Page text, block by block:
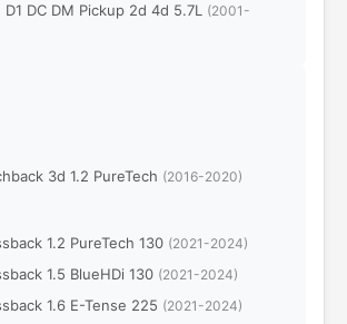
D1 DC DM Pickup 2d 4d 5.7L (2001-
3d 1.2 PureTech (2016-2020)
1.2 PureTech 130 (2021-2024)
1.5 BlueHDi 130 (2021-2024)
1.6 E-Tense 225 (2021-2024)